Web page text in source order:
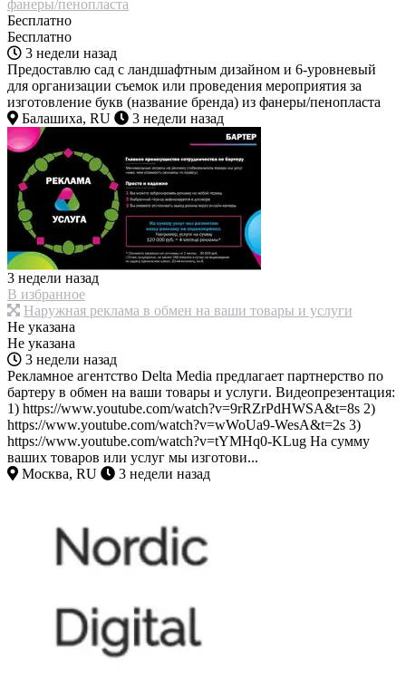
фанеры/пенопласта
Бесплатно
Бесплатно
3 недели назад
Предоставлю сад с ландшафтным дизайном и 6-уровневый
для организации съемок или проведения мероприятия за
изготовление букв (название бренда) из фанеры/пенопласта
Балашиха, RU
3 недели назад
3 недели назад
В избранное
Наружная реклама в обмен на ваши товары и услуги
Не указана
Не указана
3 недели назад
Рекламное агентство Delta Media предлагает партнерство по
бартеру в обмен на ваши товары и услуги. Видеопрезентация:
1) https://www.youtube.com/watch?v=9rRZrPdHWSA&t=8s 2)
https://www.youtube.com/watch?v=wWoUa9-WesA&t=2s 3)
https://www.youtube.com/watch?v=tYMHq0-KLug На сумму
ваших товаров или услуг мы изготови...
Москва, RU
3 недели назад